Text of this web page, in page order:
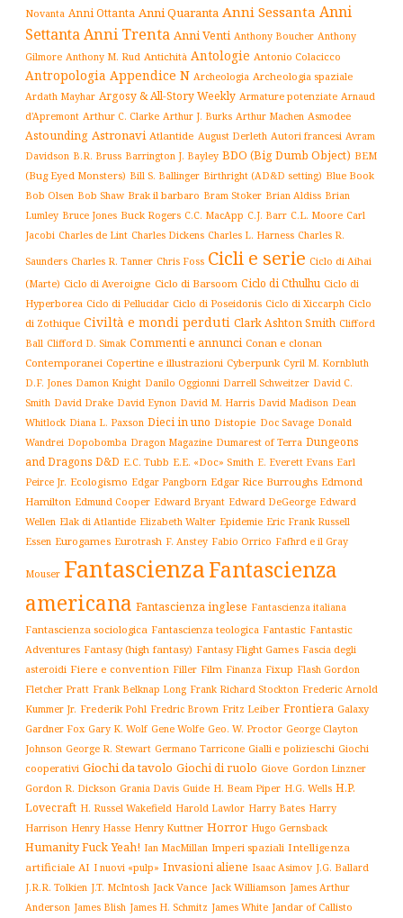
Novanta Anni Ottanta Anni Quaranta Anni Sessanta Anni
SettantaAnni Trenta Anni Venti Anthony Boucher Anthony
Gilmore Anthony M. Rud Antichità Antologie Antonio Colacicco
Antropologia Appendice N Archeologia Archeologia spaziale
Ardath Mayhar Argosy & All-Story Weekly Armature potenziate Arnaud
d'Apremont Arthur C. Clarke Arthur J. Burks Arthur Machen Asmodee
Astounding Astronavi Atlantide August Derleth Autori francesi Avram
Davidson B.R. Bruss Barrington J. Bayley BDO (Big Dumb Object) BEM
(Bug Eyed Monsters) Bill S. Ballinger Birthright (AD&D setting) Blue Book
Bob Olsen Bob Shaw Brak il barbaro Bram Stoker Brian Aldiss Brian
Lumley Bruce Jones Buck Rogers C.C. MacApp C.J. Barr C.L. Moore Carl
Jacobi Charles de Lint Charles Dickens Charles L. Harness Charles R.
Saunders Charles R. Tanner Chris Foss Cicli e serie Ciclo di Aihai
(Marte) Ciclo di Averoigne Ciclo di Barsoom Ciclo di Cthulhu Ciclo di
Hyperborea Ciclo di Pellucidar Ciclo di Poseidonis Ciclo di Xiccarph Ciclo
di Zothique Civiltà e mondi perduti Clark Ashton Smith Clifford
Ball Clifford D. Simak Commenti e annunci Conan e clonan
Contemporanei Copertine e illustrazioni Cyberpunk Cyril M. Kornbluth
D.F. Jones Damon Knight Danilo Oggionni Darrell Schweitzer David C.
Smith David Drake David Eynon David M. Harris David Madison Dean
Whitlock Diana L. Paxson Dieci in uno Distopie Doc Savage Donald
Wandrei Dopobomba Dragon Magazine Dumarest of Terra Dungeons
and Dragons D&D E.C. Tubb E.E. «Doc» Smith E. Everett Evans Earl
Peirce Jr. Ecologismo Edgar Pangborn Edgar Rice Burroughs Edmond
Hamilton Edmund Cooper Edward Bryant Edward DeGeorge Edward
Wellen Elak di Atlantide Elizabeth Walter Epidemie Eric Frank Russell
Essen Eurogames Eurotrash F. Anstey Fabio Orrico Fafhrd e il Gray
Mouser FantascienzaFantascienza
americana Fantascienza inglese Fantascienza italiana
Fantascienza sociologica Fantascienza teologica Fantastic Fantastic
Adventures Fantasy (high fantasy) Fantasy Flight Games Fascia degli
asteroidi Fiere e convention Filler Film Finanza Fixup Flash Gordon
Fletcher Pratt Frank Belknap Long Frank Richard Stockton Frederic Arnold
Kummer Jr. Frederik Pohl Fredric Brown Fritz Leiber Frontiera Galaxy
Gardner Fox Gary K. Wolf Gene Wolfe Geo. W. Proctor George Clayton
Johnson George R. Stewart Germano Tarricone Gialli e polizieschi Giochi
cooperativi Giochi da tavolo Giochi di ruolo Giove Gordon Linzner
Gordon R. Dickson Grania Davis Guide H. Beam Piper H.G. Wells H.P.
Lovecraft H. Russel Wakefield Harold Lawlor Harry Bates Harry
Harrison Henry Hasse Henry Kuttner Horror Hugo Gernsback
Humanity Fuck Yeah! Ian MacMillan Imperi spaziali Intelligenza
artificiale AI I nuovi «pulp» Invasioni aliene Isaac Asimov J.G. Ballard
J.R.R. Tolkien J.T. McIntosh Jack Vance Jack Williamson James Arthur
Anderson James Blish James H. Schmitz James White Jandar of Callisto